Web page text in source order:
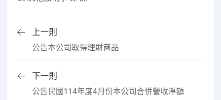
上一則
公告本公司取得理財商品
下一則
公告民國114年度4月份本公司合併營收淨額